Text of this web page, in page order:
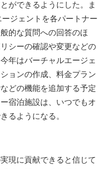
ができるようにした。ま
ジェントを各パートナー
的な質問への回答のほ
シーの確認や変更などの
年はバーチャルエージェ
ョンの作成、料金プラン
どの機能を追加する予定
宿泊施設は、いつでもオ
るようになる。
現に貢献できると信じて